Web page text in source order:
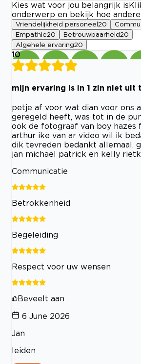
Kies wat voor jou belangrijk is
onderwerp en bekijk hoe
Vriendelijkheid personeel 20
Empathie20 Betrouwbaarheid20
Algehele ervaring20
10
mijn ervaring is in 1 zin niet uit
petje af voor wat dian voor ons
geregeld heeft, was tot in de
ook de fotograaf van boy hazes
arthur ike van ar video wil ik
dik tevreden bedankt allemaal.
jan michael patrick en kelly
Communicatie
Betrokkenheid
Begeleiding
Respect voor uw wensen
Beveelt aan
6 June 2026
Jan
leiden